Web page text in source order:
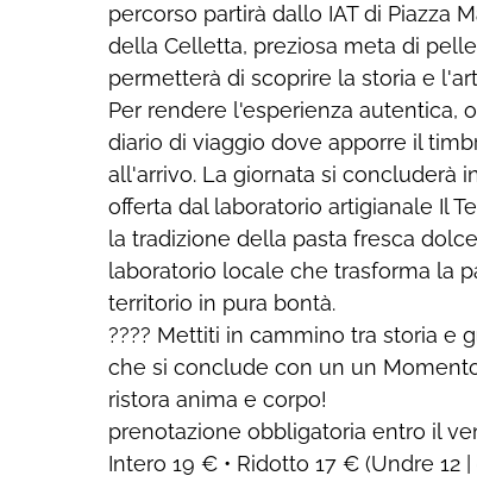
percorso partirà dallo IAT di Piazza
della Celletta, preziosa meta di
permetterà di scoprire la storia e
Per rendere l'esperienza autentica,
diario di viaggio dove apporre il
all'arrivo. La giornata si concluderà
offerta dal laboratorio artigianale Il
la tradizione della pasta fresca
laboratorio locale che trasforma la
territorio in pura bontà.
???? Mettiti in cammino tra storia e
che si conclude con un un
ristora anima e corpo!
prenotazione obbligatoria entro il
Intero 19 € • Ridotto 17 € (Undre 12